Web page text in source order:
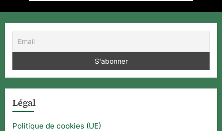
Légal
Politique de cookies (UE)